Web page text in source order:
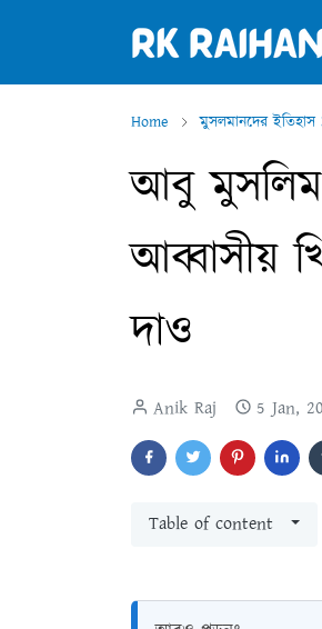
Home মুসলমানদের ইতিহাস
আবু মুসলিম
আব্বাসীয়
দাও
Anik Raj 5 Jan,
Table of content